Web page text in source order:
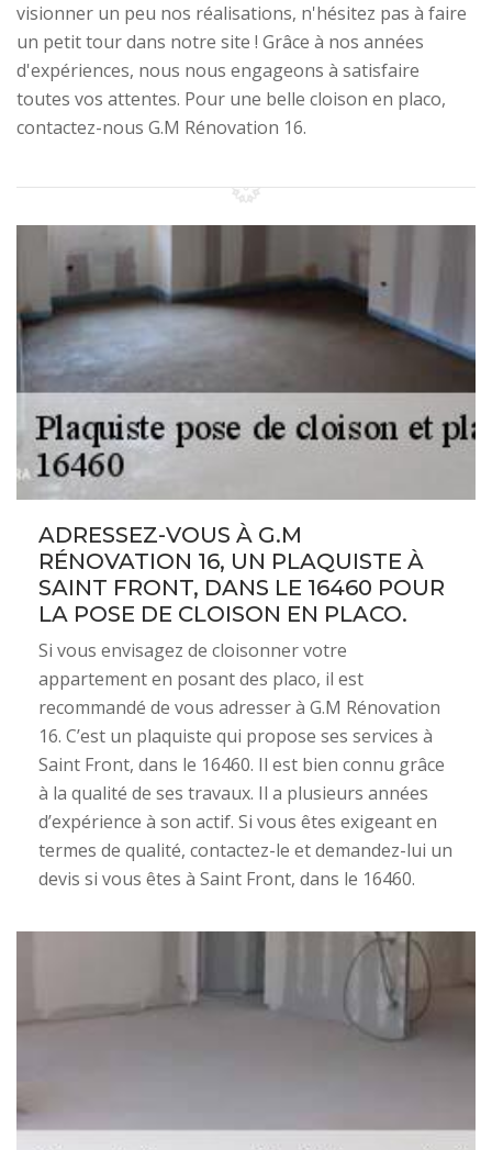
visionner un peu nos réalisations, n'hésitez pas à faire
un petit tour dans notre site ! Grâce à nos années
d'expériences, nous nous engageons à satisfaire
toutes vos attentes. Pour une belle cloison en placo,
contactez-nous G.M Rénovation 16.
ADRESSEZ-VOUS À G.M
RÉNOVATION 16, UN PLAQUISTE À
SAINT FRONT, DANS LE 16460 POUR
LA POSE DE CLOISON EN PLACO.
Si vous envisagez de cloisonner votre
appartement en posant des placo, il est
recommandé de vous adresser à G.M Rénovation
16. C’est un plaquiste qui propose ses services à
Saint Front, dans le 16460. Il est bien connu grâce
à la qualité de ses travaux. Il a plusieurs années
d’expérience à son actif. Si vous êtes exigeant en
termes de qualité, contactez-le et demandez-lui un
devis si vous êtes à Saint Front, dans le 16460.